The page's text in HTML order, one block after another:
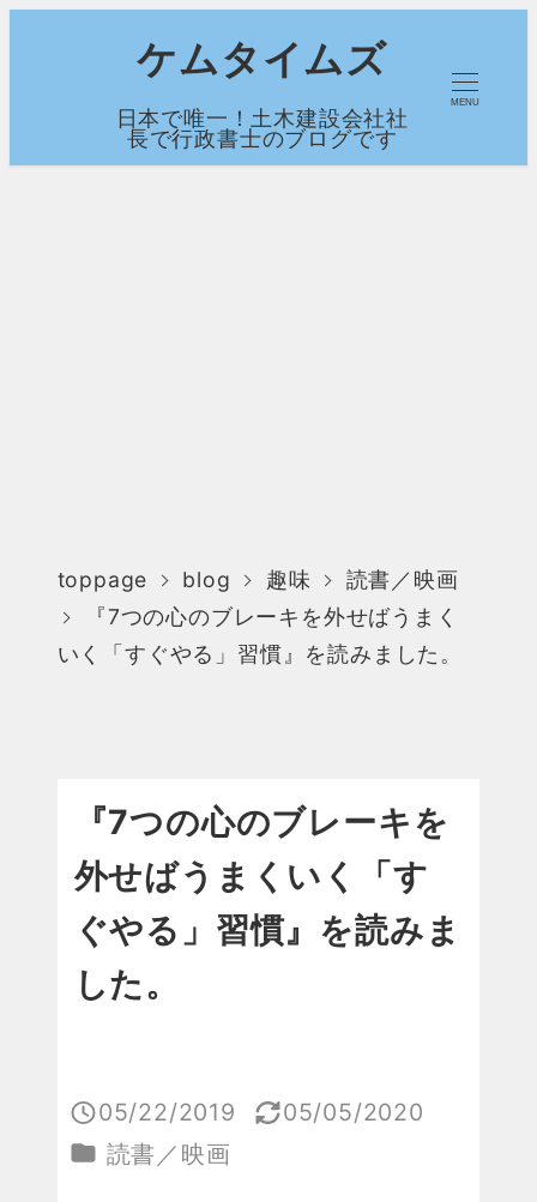
コ
ケムタイムズ
日本で唯一！土木建設会社社
長で行政書士のブログです
MENU
toppage blog 趣味
読書／映画
『7つの心のブレーキを外せばうまく
いく「すぐやる」習慣』を読みました。
『7つの心のブレーキを
外せばうまくいく「す
ぐやる」習慣』を読みま
した。
投稿日
05/22/2019
更新日
05/05/2020
カテゴリー
読書／映画